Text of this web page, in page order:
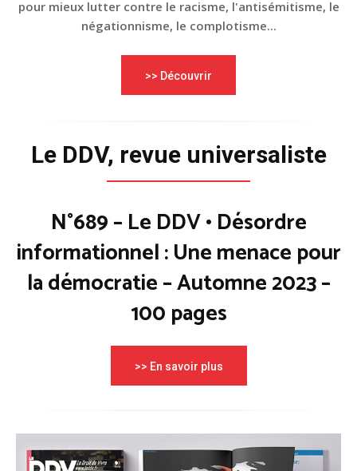
pour mieux lutter contre le racisme, l'antisémitisme, le
négationnisme, le complotisme...
>> Découvrir
Le DDV, revue universaliste
N°689 – Le DDV • Désordre
informationnel : Une menace pour
la démocratie – Automne 2023 –
100 pages
>> En savoir plus